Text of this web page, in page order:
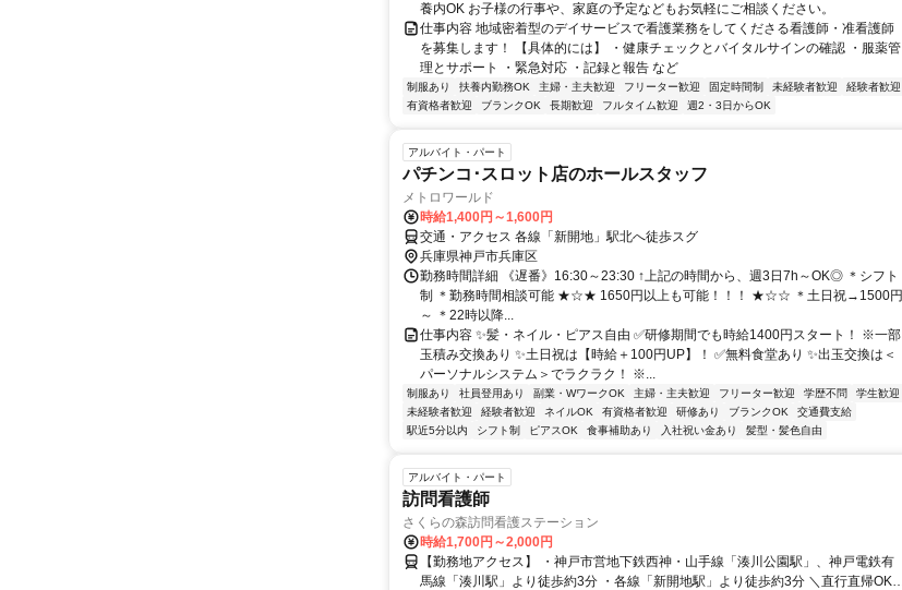
養内OK お子様の行事や、家庭の予定などもお気軽にご相談ください。
仕事内容 地域密着型のデイサービスで看護業務をしてくださる看護師・准看護師
を募集します！ 【具体的には】 ・健康チェックとバイタルサインの確認 ・服薬管
理とサポート ・緊急対応 ・記録と報告 など
制服あり 扶養内勤務OK 主婦・主夫歓迎 フリーター歓迎 固定時間制 未経験者歓迎
経験者歓迎
有資格者歓迎
ブランクOK 長期歓迎 フルタイム歓迎 週2・3日からOK
アルバイト・パート
パチンコ･スロット店のホールスタッフ
メトロワールド
時給1,400円～1,600円
交通・アクセス 各線「新開地」駅北へ徒歩スグ
兵庫県神戸市兵庫区
勤務時間詳細 《遅番》16:30～23:30 ↑上記の時間から、週3日7h～OK◎ ＊シフト
制 ＊勤務時間相談可能 ★☆★ 1650円以上も可能！！！ ★☆☆ ＊土日祝→1500円
～ ＊22時以降...
仕事内容 ✨髪・ネイル・ピアス自由 ✅研修期間でも時給1400円スタート！ ※一部
玉積み交換あり ✨土日祝は【時給＋100円UP】！ ✅無料食堂あり ✨出玉交換は＜
パーソナルシステム＞でラクラク！ ※...
制服あり 社員登用あり 副業・WワークOK 主婦・主夫歓迎 フリーター歓迎 学歴不問
学生歓迎
未経験者歓迎
経験者歓迎 ネイルOK 有資格者歓迎 研修あり ブランクOK
交通費支給
駅近5分以内
シフト制 ピアスOK 食事補助あり 入社祝い金あり 髪型・髪色自由
アルバイト・パート
訪問看護師
さくらの森訪問看護ステーション
時給1,700円～2,000円
【勤務地アクセス】 ・神戸市営地下鉄西神・山手線「湊川公園駅」、神戸電鉄有
馬線「湊川駅」より徒歩約3分 ・各線「新開地駅」より徒歩約3分 ＼直行直帰OK！